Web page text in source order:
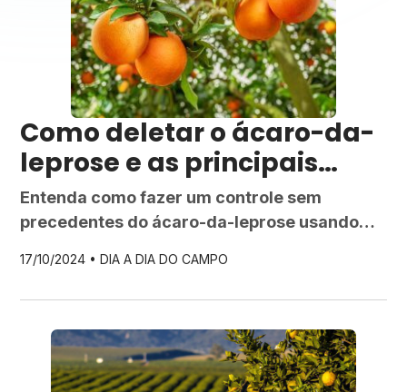
Como deletar o ácaro-da-
leprose e as principais
pragas dos citrus?
Entenda como fazer um controle sem
precedentes do ácaro-da-leprose usando
proteção dos pomares de citrus
17/10/2024 •DIA A DIA DO CAMPO